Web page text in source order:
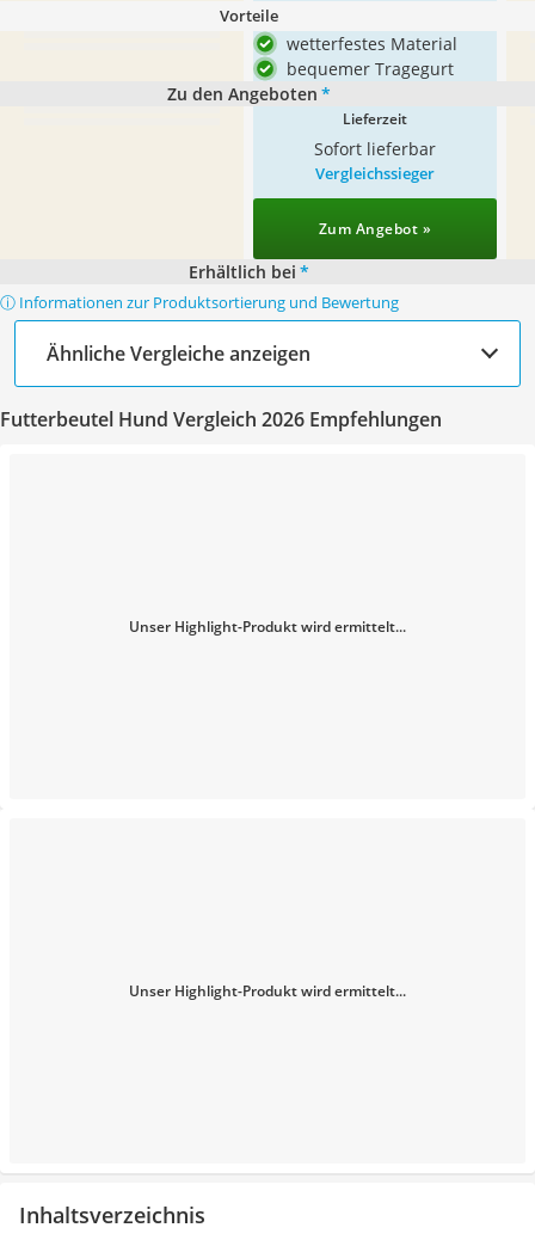
Vorteile
wetterfestes Material
bequemer Tragegurt
Zu den Angeboten *
Lieferzeit
Sofort lieferbar
Vergleichssieger
Zum Angebot »
Erhältlich bei *
ⓘ Informationen zur Produktsortierung und Bewertung
Ähnliche Vergleiche anzeigen
Futterbeutel Hund Vergleich 2026 Empfehlungen
Unser Highlight-Produkt wird ermittelt...
Unser Highlight-Produkt wird ermittelt...
Inhaltsverzeichnis